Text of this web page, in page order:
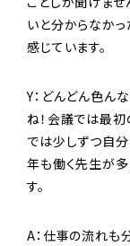
いと分からなかっ
感じています。
Y：どんどん色ん
ね！会議では最
では少しずつ自分
年も働く先生が
す。
A：仕事の流れも